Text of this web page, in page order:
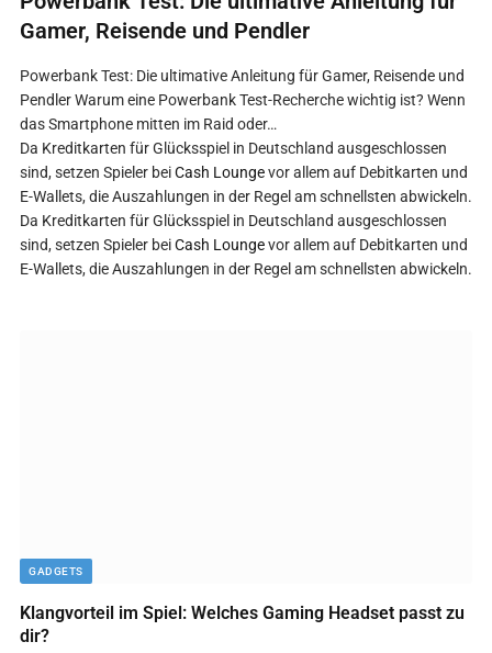
Gamer, Reisende und Pendler
Powerbank Test: Die ultimative Anleitung für Gamer, Reisende und
Pendler Warum eine Powerbank Test-Recherche wichtig ist? Wenn
das Smartphone mitten im Raid oder…
Da Kreditkarten für Glücksspiel in Deutschland ausgeschlossen
sind, setzen Spieler beiCash Loungevor allem auf Debitkarten und
E-Wallets, die Auszahlungen in der Regel am schnellsten abwickeln.
Da Kreditkarten für Glücksspiel in Deutschland ausgeschlossen
sind, setzen Spieler beiCash Loungevor allem auf Debitkarten und
E-Wallets, die Auszahlungen in der Regel am schnellsten abwickeln.
GADGETS
Klangvorteil im Spiel: Welches Gaming Headset passt zu
dir?